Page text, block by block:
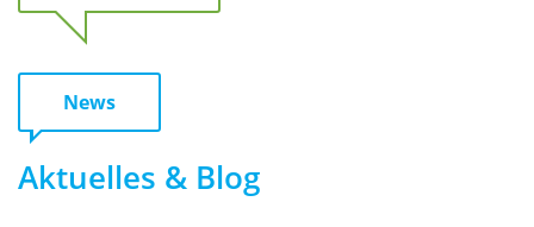
News
Aktuelles & Blog